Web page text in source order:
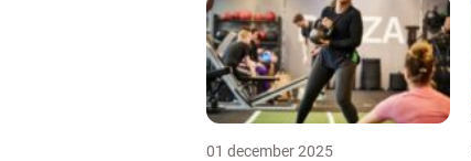
01 december 2025